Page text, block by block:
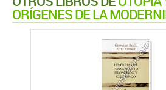
ORÍGENES DE LA